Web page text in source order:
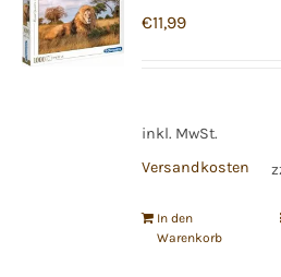
€11,99
inkl. MwSt.
Versandkosten
In den
Warenkorb